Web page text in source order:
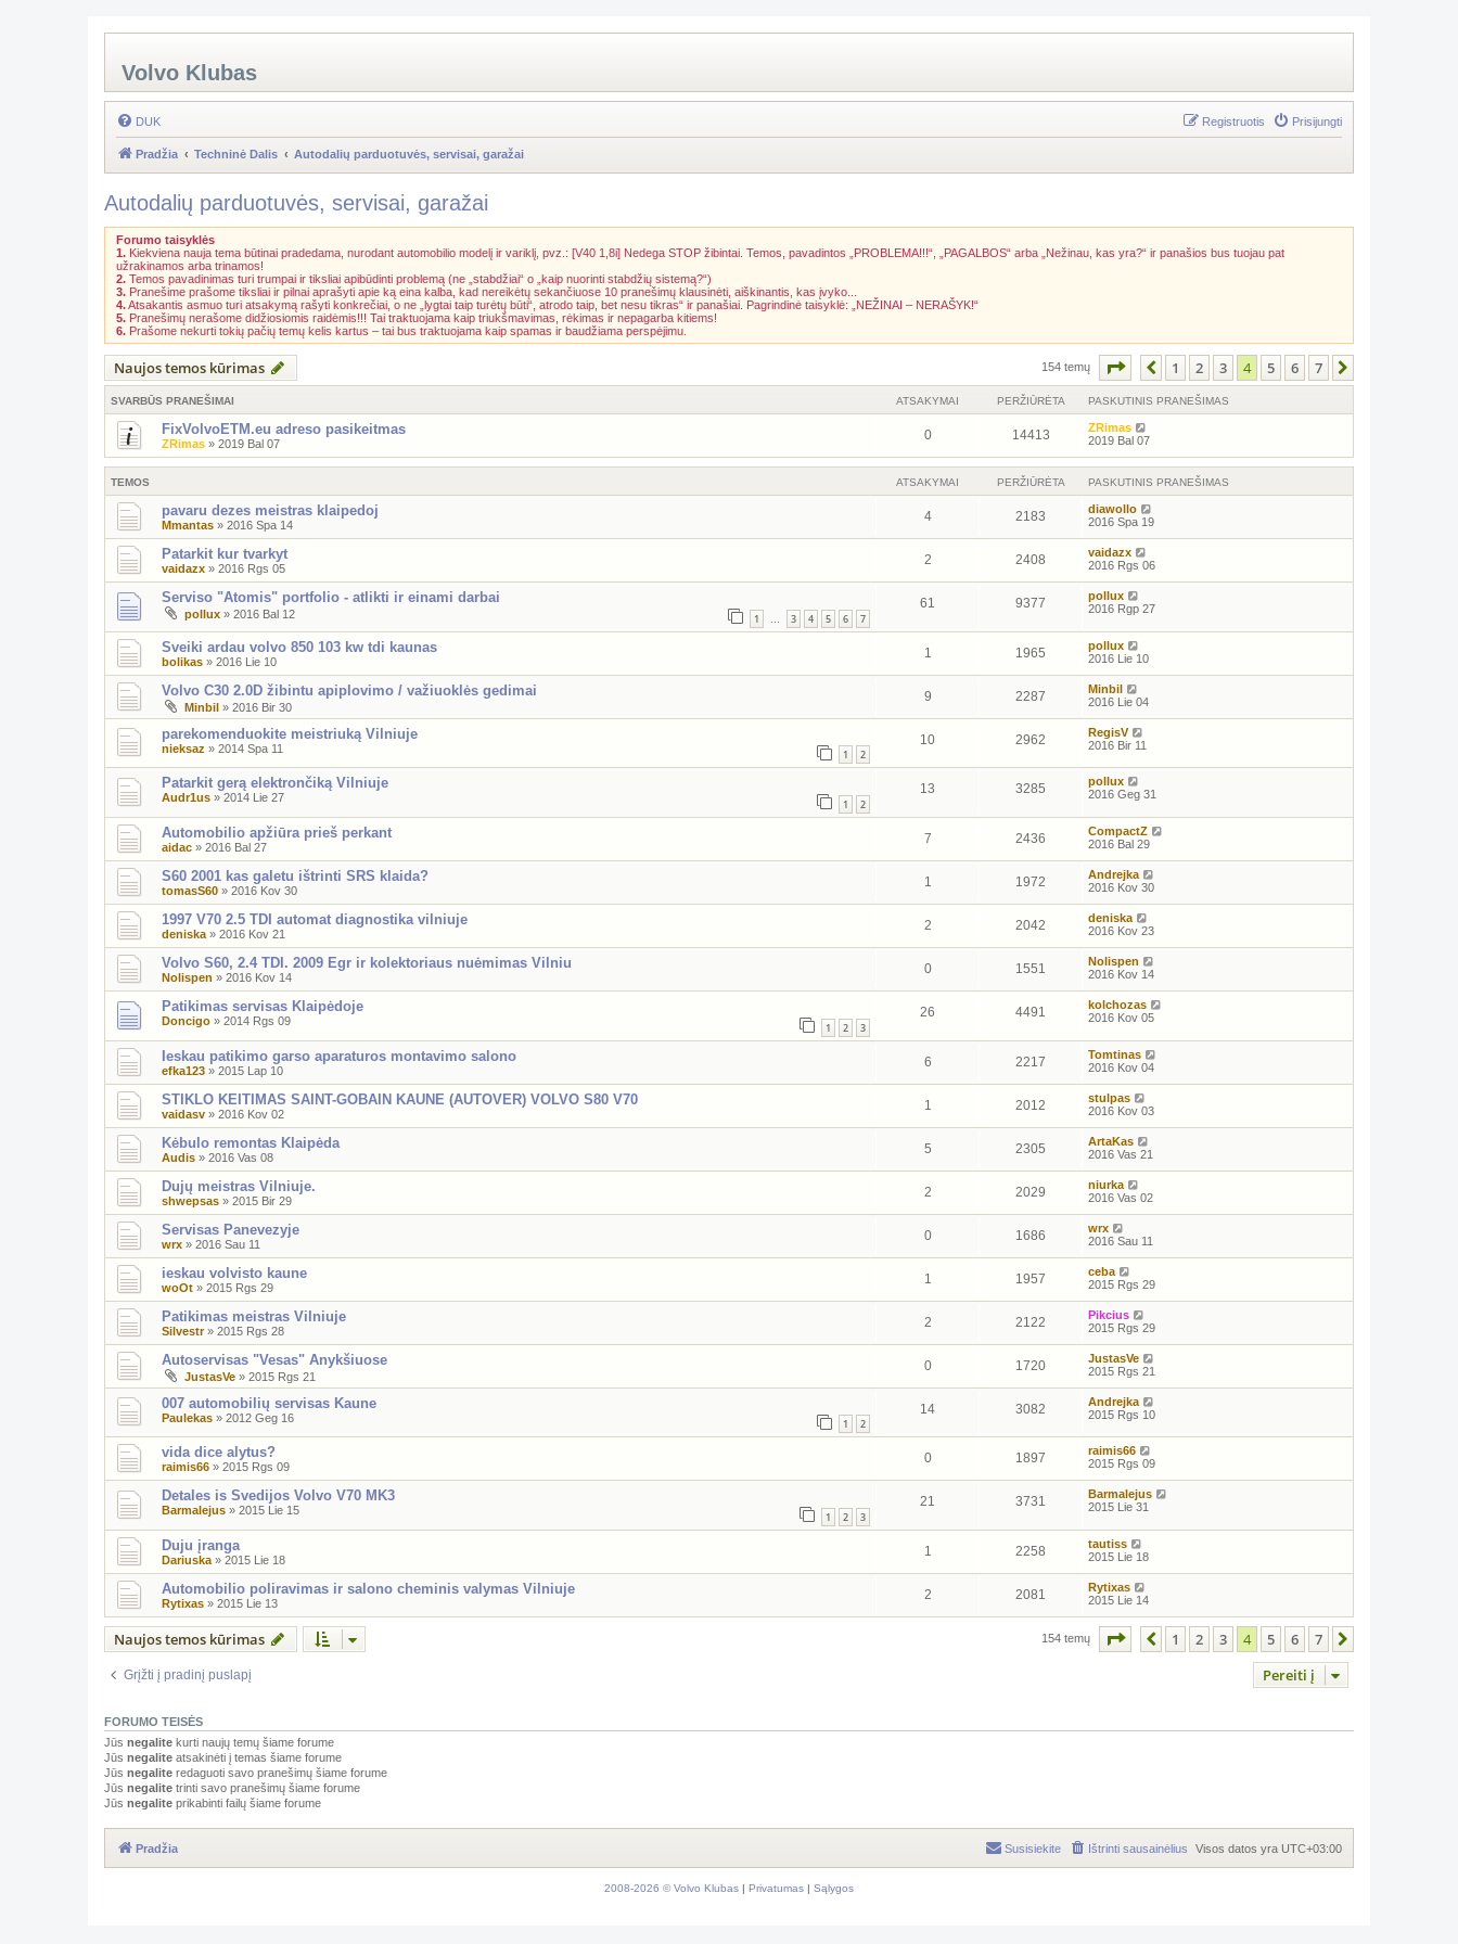
Volvo Klubas
DUK Prisijungti
Registruotis
Pradžia Techninė Dalis Autodalių parduotuvės, servisai, garažai
Autodalių parduotuvės, servisai, garažai
Forumo taisyklės
1. Kiekviena nauja tema būtinai pradedama, nurodant automobilio modelį ir variklį, pvz.: [V40 1,8i] Nedega STOP žibintai. Temos, pavadintos „PROBLEMA!!!“, „PAGALBOS“ arba „Nežinau, kas yra?“ ir panašios bus tuojau pat
užrakinamos arba trinamos!
2. Temos pavadinimas turi trumpai ir tiksliai apibūdinti problemą (ne „stabdžiai“ o „kaip nuorinti stabdžių sistemą?“)
3. Pranešime prašome tiksliai ir pilnai aprašyti apie ką eina kalba, kad nereikėtų sekančiuose 10 pranešimų klausinėti, aiškinantis, kas įvyko...
4.Atsakantis asmuo turi atsakymą rašyti konkrečiai, o ne „lygtai taip turėtų būti“, atrodo taip, bet nesu tikras“ ir panašiai. Pagrindinė taisyklė: „NEŽINAI – NERAŠYK!“
5. Pranešimų nerašome didžiosiomis raidėmis!!! Tai traktuojama kaip triukšmavimas, rėkimas ir nepagarba kitiems!
6. Prašome nekurti tokių pačių temų kelis kartus – tai bus traktuojama kaip spamas ir baudžiama perspėjimu.
Naujos temos kūrimas 154 temų Puslapis iš
Ankstesnis
1 2 3 4 5 6 7
SVARBŪS PRANEŠIMAI ATSAKYMAI PERŽIŪRĖTA PASKUTINIS PRANEŠIMAS
FixVolvoETM.eu adreso pasikeitmas
ZRimas » 2019 Bal 07
0 14413
ZRimas
2019 Bal 07
TEMOS ATSAKYMAI PERŽIŪRĖTA PASKUTINIS PRANEŠIMAS
pavaru dezes meistras klaipedoj
Mmantas » 2016 Spa 14
4 2183
diawollo
2016 Spa 19
Patarkit kur tvarkyt
vaidazx » 2016 Rgs 05
2 2408
vaidazx
2016 Rgs 06
Serviso "Atomis" portfolio - atlikti ir einami darbai
pollux » 2016 Bal 12 1 … 3 4 5 6 7
61 9377
pollux
2016 Rgp 27
Sveiki ardau volvo 850 103 kw tdi kaunas
bolikas » 2016 Lie 10
1 1965
pollux
2016 Lie 10
Volvo C30 2.0D žibintu apiplovimo / važiuoklės gedimai
Minbil » 2016 Bir 30
9 2287
Minbil
2016 Lie 04
parekomenduokite meistriuką Vilniuje
nieksaz » 2014 Spa 11 1 2
10 2962
RegisV
2016 Bir 11
Patarkit gerą elektrončiką Vilniuje
Audr1us » 2014 Lie 27 1 2
13 3285
pollux
2016 Geg 31
Automobilio apžiūra prieš perkant
aidac » 2016 Bal 27
7 2436
CompactZ
2016 Bal 29
S60 2001 kas galetu ištrinti SRS klaida?
tomasS60 » 2016 Kov 30
1 1972
Andrejka
2016 Kov 30
1997 V70 2.5 TDI automat diagnostika vilniuje
deniska » 2016 Kov 21
2 2042
deniska
2016 Kov 23
Volvo S60, 2.4 TDI. 2009 Egr ir kolektoriaus nuėmimas Vilniu
Nolispen » 2016 Kov 14
0 1551
Nolispen
2016 Kov 14
Patikimas servisas Klaipėdoje
Doncigo » 2014 Rgs 09 1 2 3
26 4491
kolchozas
2016 Kov 05
Ieskau patikimo garso aparaturos montavimo salono
efka123 » 2015 Lap 10
6 2217
Tomtinas
2016 Kov 04
STIKLO KEITIMAS SAINT-GOBAIN KAUNE (AUTOVER) VOLVO S80 V70
vaidasv » 2016 Kov 02
1 2012
stulpas
2016 Kov 03
Kėbulo remontas Klaipėda
Audis » 2016 Vas 08
5 2305
ArtaKas
2016 Vas 21
Dujų meistras Vilniuje.
shwepsas » 2015 Bir 29
2 2029
niurka
2016 Vas 02
Servisas Panevezyje
wrx » 2016 Sau 11
0 1686
wrx
2016 Sau 11
ieskau volvisto kaune
woOt » 2015 Rgs 29
1 1957
ceba
2015 Rgs 29
Patikimas meistras Vilniuje
Silvestr» 2015 Rgs 28
2 2122
Pikcius
2015 Rgs 29
Autoservisas "Vesas" Anykšiuose
JustasVe » 2015 Rgs 21
0 1720
JustasVe
2015 Rgs 21
007 automobilių servisas Kaune
Paulekas » 2012 Geg 16 1 2
14 3082
Andrejka
2015 Rgs 10
vida dice alytus?
raimis66 » 2015 Rgs 09
0 1897
raimis66
2015 Rgs 09
Detales is Svedijos Volvo V70 MK3
Barmalejus » 2015 Lie 15 1 2 3
21 3731
Barmalejus
2015 Lie 31
Duju įranga
Dariuska » 2015 Lie 18
1 2258
tautiss
2015 Lie 18
Automobilio poliravimas ir salono cheminis valymas Vilniuje
Rytixas » 2015 Lie 13
2 2081
Rytixas
2015 Lie 14
Naujos temos kūrimas 154 temų Puslapis iš
Ankstesnis
1 2 3 4 5 6 7
Grįžti į pradinį puslapį Pereiti į
FORUMO TEISĖS
Jūs negalite kurti naujų temų šiame forume
Jūs negalite atsakinėti į temas šiame forume
Jūs negalite redaguoti savo pranešimų šiame forume
Jūs negalite trinti savo pranešimų šiame forume
Jūs negalite prikabinti failų šiame forume
Pradžia Visos datos yra UTC+03:00
Ištrinti sausainėlius
Susisiekite
2008-2026 © Volvo Klubas | Privatumas | Sąlygos